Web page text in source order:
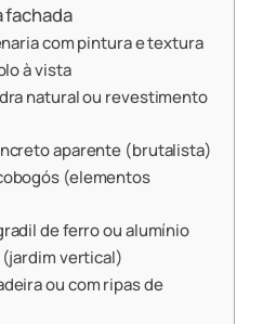
fachada
com pintura e textura
à vista
natural ou revestimento
aparente (brutalista)
(elementos
de ferro ou alumínio
vertical)
ou com ripas de